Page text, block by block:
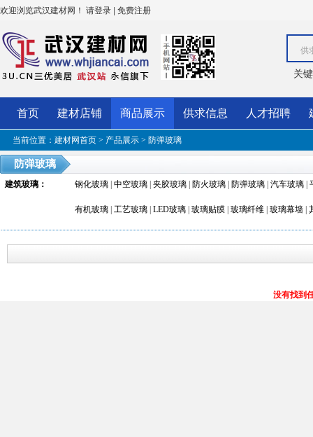
欢迎浏览武汉建材网！ 请登录 | 免费注册
供
关
首页 建材店铺 商品展示 供求信息 人才招聘
当前位置： 建材网首页 > 产品展示 > 防弹玻璃
防弹玻璃
建筑玻璃 ： 钢化玻璃 中空玻璃 夹胶玻璃 防火玻璃 防弹玻璃 汽车玻璃
有机玻璃 工艺玻璃 LED玻璃 玻璃贴膜 玻璃纤维 玻璃幕墙
没有找到